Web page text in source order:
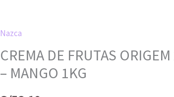
Nazca
CREMA DE FRUTAS
– MANGO 1KG
CREMA
DE
FRUTAS